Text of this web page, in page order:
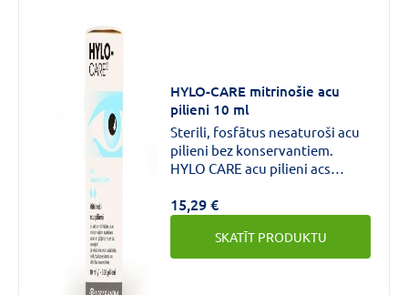
HYLO-CARE mitrinošie acu
pilieni 10 ml
Sterili, fosfātus nesaturoši acu
pilieni bez konservantiem.
HYLO CARE acu pilieni acs
virsmas bojājumu mazināšanai
sausās acs gadījumā.
15,29 €
SKATĪT PRODUKTU